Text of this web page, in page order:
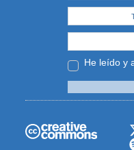
He leído y